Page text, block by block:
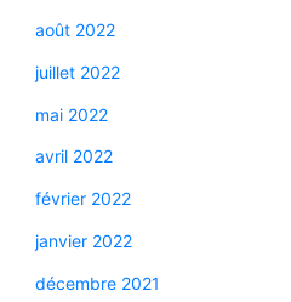
août 2022
juillet 2022
mai 2022
avril 2022
février 2022
janvier 2022
décembre 2021